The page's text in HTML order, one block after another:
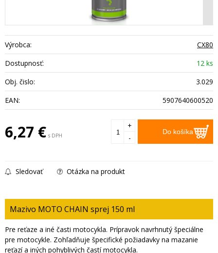
Výrobca:
CX80
Dostupnosť:
12 ks
Obj. čislo:
3.029
EAN:
5907640600520
6,27 € s DPH Do košíka
+
-
Sledovať Otázka na produkt
Mazivo MOTO CHAIN sprej 150 ml
Pre reťaze a iné časti motocykla. Prípravok navrhnutý špeciálne
pre motocykle. Zohľadňuje špecifické požiadavky na mazanie
reťazí a iných pohyblivých častí motocykla.